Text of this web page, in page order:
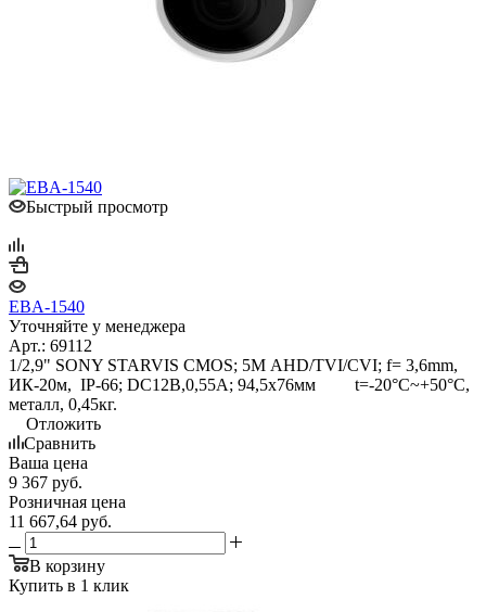
Быстрый просмотр
EBA-1540
Уточняйте у менеджера
Арт.: 69112
1/2,9" SONY STARVIS CMOS; 5М AHD/TVI/CVI; f= 3,6mm,
ИК-20м, IP-66; DC12B,0,55A; 94,5x76мм t=-20°C~+50°C,
металл, 0,45кг.
Отложить
Сравнить
Ваша цена
9 367 руб.
Розничная цена
11 667,64 руб.
В корзину
Купить в 1 клик